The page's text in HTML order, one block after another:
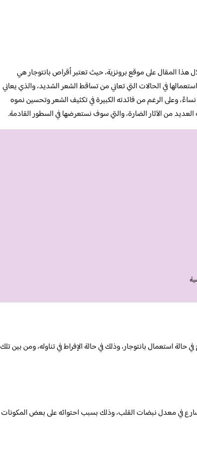
هذا المقال على موقع برونزية، حيث تعتبر أقراص بانتوجار هي
في الحالات التي تعاني من تساقط الشعر الشديد، والذي يعاني
وعلى الرغم من فائدته الكبيرة في تكثيف الشعر وتحسين نموه
العديد من الآثار الضارة، والتي سوف نستعرضها في السطور القادمة.
حالة استعمال بانتوجار، وذلك في حالة الإفراط في تناوله، ومن بين تلك
في معدل نبضات القلب، وذلك بسبب احتوائه على بعض المكونات